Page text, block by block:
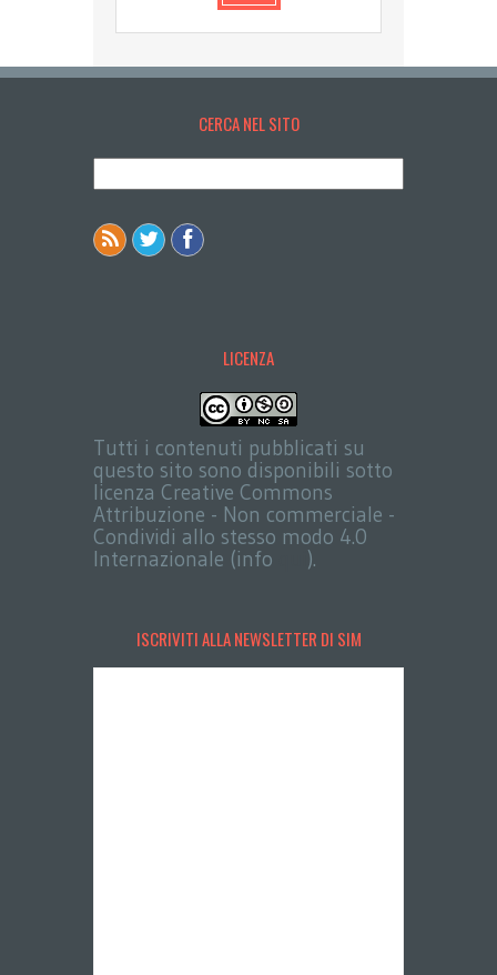
CERCA NEL SITO
LICENZA
Tutti i contenuti pubblicati su
questo sito sono disponibili sotto
licenza Creative Commons
Attribuzione - Non commerciale -
Condividi allo stesso modo 4.0
Internazionale (info
).
ISCRIVITI ALLA NEWSLETTER DI SIM